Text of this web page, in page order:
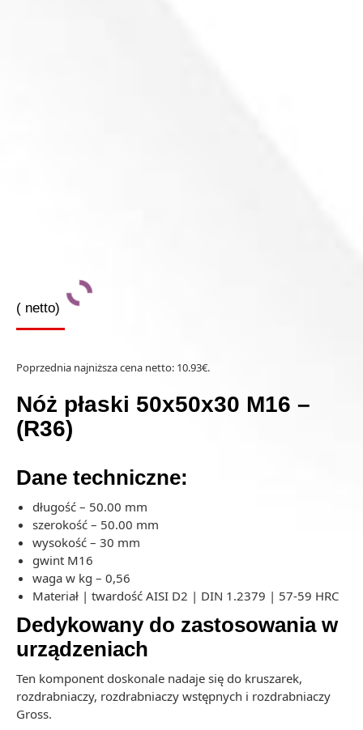
( netto)
Poprzednia najniższa cena netto: 10.93€.
Nóż płaski 50x50x30 M16 –
(R36)
Dane techniczne:
długość – 50.00 mm
szerokość – 50.00 mm
wysokość – 30 mm
gwint M16
waga w kg – 0,56
Materiał | twardość AISI D2 | DIN 1.2379 | 57-59 HRC
Dedykowany do zastosowania w
urządzeniach
Ten komponent doskonale nadaje się do kruszarek,
rozdrabniaczy, rozdrabniaczy wstępnych i rozdrabniaczy
Gross.